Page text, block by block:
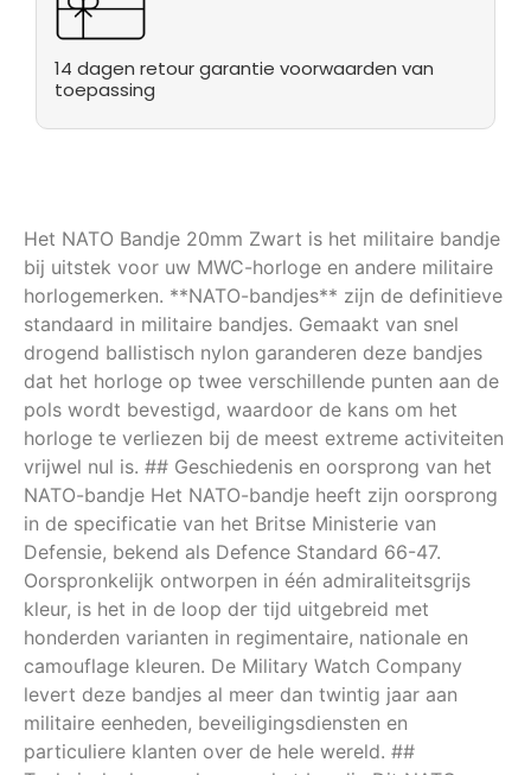
14 dagen retour garantie voorwaarden van
toepassing
Het NATO Bandje 20mm Zwart is het militaire bandje
bij uitstek voor uw MWC-horloge en andere militaire
horlogemerken. **NATO-bandjes** zijn de definitieve
standaard in militaire bandjes. Gemaakt van snel
drogend ballistisch nylon garanderen deze bandjes
dat het horloge op twee verschillende punten aan de
pols wordt bevestigd, waardoor de kans om het
horloge te verliezen bij de meest extreme activiteiten
vrijwel nul is. ## Geschiedenis en oorsprong van het
NATO-bandje Het NATO-bandje heeft zijn oorsprong
in de specificatie van het Britse Ministerie van
Defensie, bekend als Defence Standard 66-47.
Oorspronkelijk ontworpen in één admiraliteitsgrijs
kleur, is het in de loop der tijd uitgebreid met
honderden varianten in regimentaire, nationale en
camouflage kleuren. De Military Watch Company
levert deze bandjes al meer dan twintig jaar aan
militaire eenheden, beveiligingsdiensten en
particuliere klanten over de hele wereld. ##